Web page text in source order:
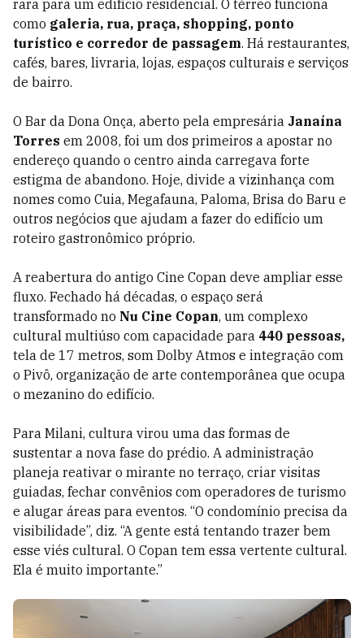
rara para um edifício residencial. O térreo funciona
como galeria, rua, praça, shopping, ponto
turístico e corredor de passagem. Há restaurantes,
cafés, bares, livraria, lojas, espaços culturais e serviços
de bairro.
O Bar da Dona Onça, aberto pela empresária Janaína
Torres em 2008, foi um dos primeiros a apostar no
endereço quando o centro ainda carregava forte
estigma de abandono. Hoje, divide a vizinhança com
nomes como Cuia, Megafauna, Paloma, Brisa do Baru e
outros negócios que ajudam a fazer do edifício um
roteiro gastronômico próprio.
A reabertura do antigo Cine Copan deve ampliar esse
fluxo. Fechado há décadas, o espaço será
transformado no Nu Cine Copan, um complexo
cultural multiúso com capacidade para 440 pessoas,
tela de 17 metros, som Dolby Atmos e integração com
o Pivô, organização de arte contemporânea que ocupa
o mezanino do edifício.
Para Milani, cultura virou uma das formas de
sustentar a nova fase do prédio. A administração
planeja reativar o mirante no terraço, criar visitas
guiadas, fechar convênios com operadores de turismo
e alugar áreas para eventos. “O condomínio precisa da
visibilidade”, diz. “A gente está tentando trazer bem
esse viés cultural. O Copan tem essa vertente cultural.
Ela é muito importante.”